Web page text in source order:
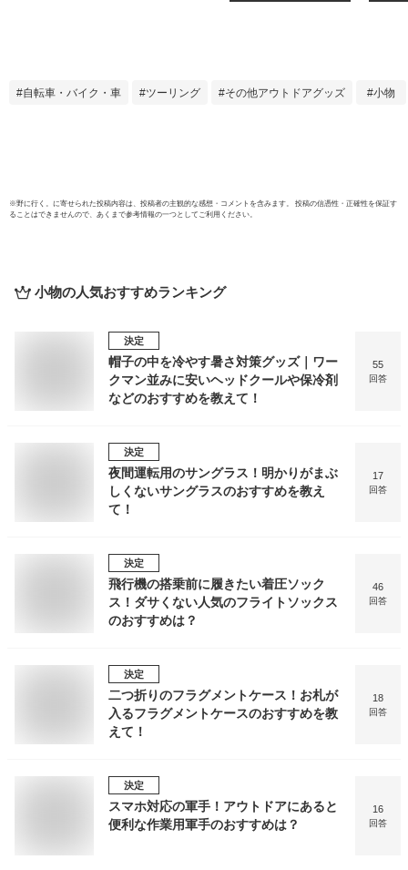
ードメガネ眼鏡めが
自転車・バイク・車 ツーリング その他アウトドアグッズ 小物
※野に行く。 に寄せられた投稿内容は、投稿者の主観的な感想・コメントを含みます。 投稿の信憑性・正確性を保証す
ることはできませんので、あくまで参考情報の一つとしてご利用ください。
小物の人気おすすめランキング
決定
帽子の中を冷やす暑さ対策グッズ｜ワー
クマン並みに安いヘッドクールや保冷剤
などのおすすめを教えて！
55
回答
決定
夜間運転用のサングラス！明かりがまぶ
しくないサングラスのおすすめを教え
て！
17
回答
決定
飛行機の搭乗前に履きたい着圧ソック
ス！ダサくない人気のフライトソックス
のおすすめは？
46
回答
決定
二つ折りのフラグメントケース！お札が
入るフラグメントケースのおすすめを教
えて！
18
回答
決定
スマホ対応の軍手！アウトドアにあると
便利な作業用軍手のおすすめは？
16
回答